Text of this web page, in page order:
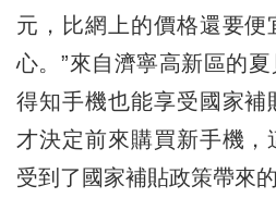
元，比網上的價格還要便
心。”來自濟寧高新區的
得知手機也能享受國家
才決定前來購買新手機，
受到了國家補貼政策帶來